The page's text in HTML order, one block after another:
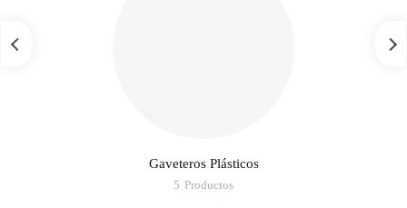
Gaveteros Plásticos
5 Productos